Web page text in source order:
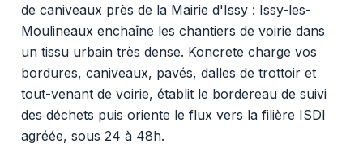
de caniveaux près de la Mairie d'Issy : Issy-les-
Moulineaux enchaîne les chantiers de voirie dans
un tissu urbain très dense. Koncrete charge vos
bordures, caniveaux, pavés, dalles de trottoir et
tout-venant de voirie, établit le bordereau de suivi
des déchets puis oriente le flux vers la filière ISDI
agréée, sous 24 à 48h.